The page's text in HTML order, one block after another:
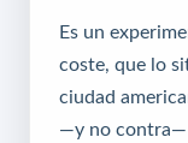
Es un
coste, que lo
ciudad
—y no contra—